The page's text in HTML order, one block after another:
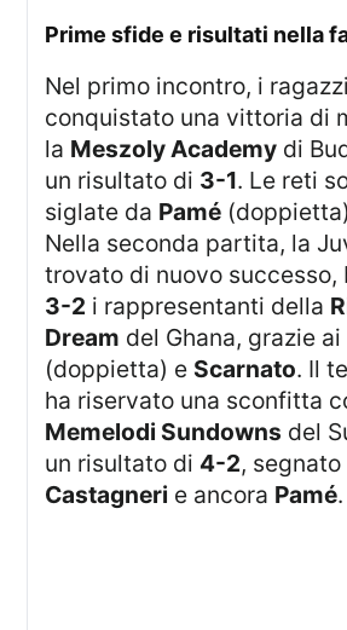
prime sfide e risultati nella
Nel primo incontro, i ragazzi hanno
conquistato una vittoria di
la Meszoly Academy di
un risultato di 3-1. Le reti
siglate da Pamé
Nella seconda partita, la
trovato di nuovo successo,
3-2 i rappresentanti della
Dream del Ghana, grazie
(doppietta) e Scarnato. Il
ha riservato una sconfitta
Memelodi Sundowns del
un risultato di 4-2, segnato
Castagneri e ancora Pamé.